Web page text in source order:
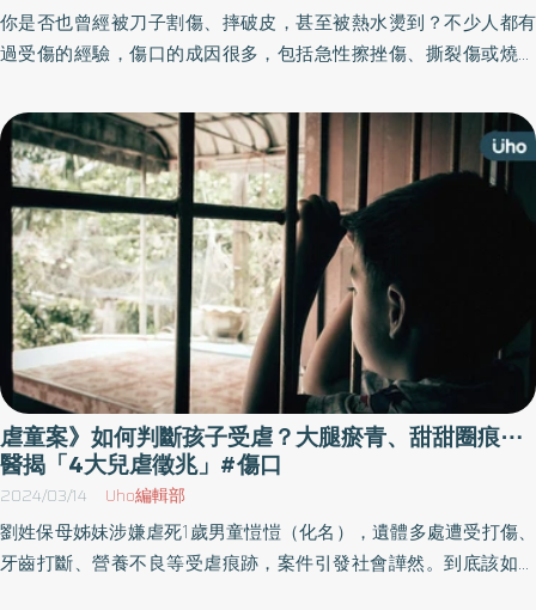
你是否也曾經被刀子割傷、摔破皮，甚至被熱水燙到？不少人都有
過受傷的經驗，傷口的成因很多，包括急性擦挫傷、撕裂傷或燒燙
出，傷口治療有一定的基本原則，需要定期清潔與換藥，避免接觸
生水以防感染，並使用紗布或人工敷料覆蓋，持續觀察傷口變化，
必要時應及早就醫。
虐童案》如何判斷孩子受虐？大腿瘀青、甜甜圈痕⋯
醫揭「4大兒虐徵兆」#傷口
2024/03/14 Uho編輯部
劉姓保母姊妹涉嫌虐死1歲男童愷愷（化名），遺體多處遭受打傷、
牙齒打斷、營養不良等受虐痕跡，案件引發社會譁然。到底該如何